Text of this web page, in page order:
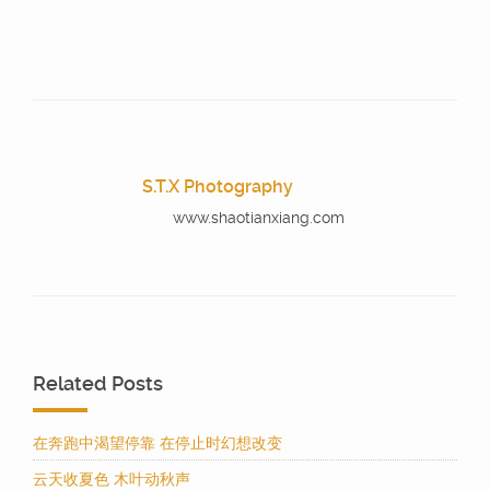
S.T.X Photography
www.shaotianxiang.com
Related Posts
在奔跑中渴望停靠 在停止时幻想改变
云天收夏色 木叶动秋声